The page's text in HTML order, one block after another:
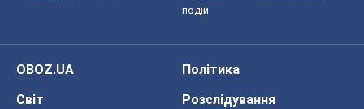
подій
OBOZ.UA
Політика
Світ
Розслідування